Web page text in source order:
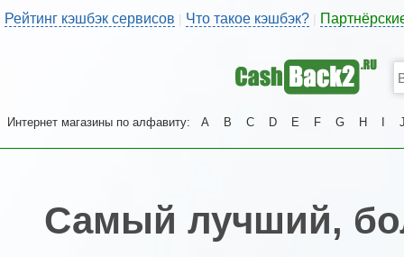
Рейтинг кэшбэк сервисов | Что такое кэшбэк?
Интернет магазины по алфавиту: A B C D E F G H
Самый лучший,